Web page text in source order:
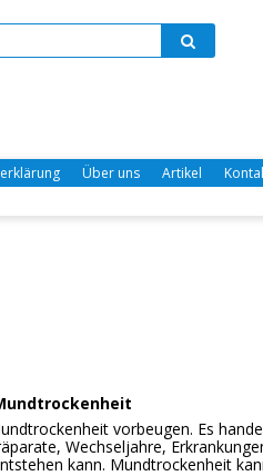
Über uns Artikel
vorbeugen. Es
Wechseljahre,
kann. Mundtrockenheit